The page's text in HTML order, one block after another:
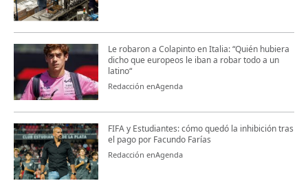
Le robaron a Colapinto en Italia: “Quién hubiera
dicho que europeos le iban a robar todo a un
latino“
Redacción enAgenda
FIFA y Estudiantes: cómo quedó la inhibición tras
el pago por Facundo Farías
Redacción enAgenda